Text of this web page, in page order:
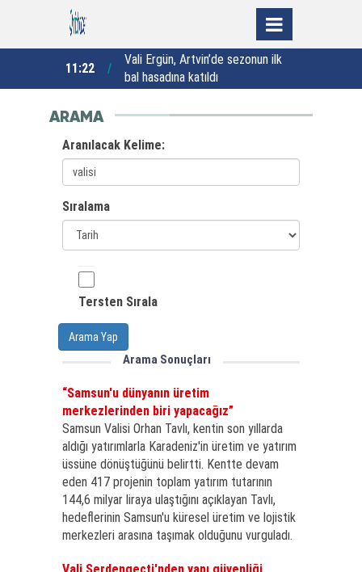
11:22
Vali Ergün, Artvin’de sezonun ilk
bal hasadına katıldı
ARAMA
Aranılacak Kelime:
Sıralama
Tersten Sırala
Arama Yap
Arama Sonuçları
“Samsun'u dünyanın üretim
merkezlerinden biri yapacağız”
Samsun Valisi Orhan Tavlı, kentin son yıllarda
aldığı yatırımlarla Karadeniz'in üretim ve yatırım
üssüne dönüştüğünü belirtti. Kentte devam
eden 417 projenin toplam yatırım tutarının
144,6 milyar liraya ulaştığını açıklayan Tavlı,
hedeflerinin Samsun'u küresel üretim ve lojistik
merkezleri arasına taşımak olduğunu vurguladı.